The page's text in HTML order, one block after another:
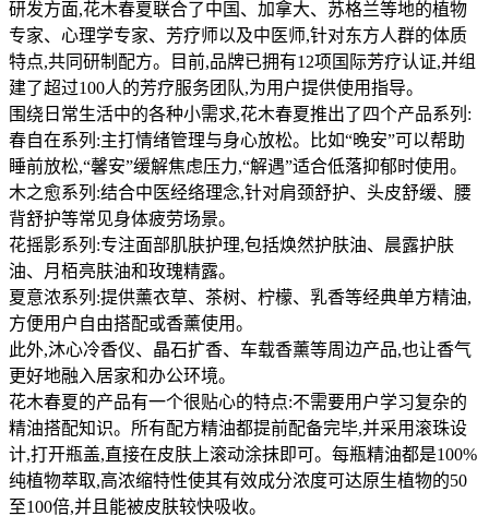
研发方面,花木春夏联合了中国、加拿大、苏格兰等地的植物
专家、心理学专家、芳疗师以及中医师,针对东方人群的体质
特点,共同研制配方。目前,品牌已拥有12项国际芳疗认证,并组
建了超过100人的芳疗服务团队,为用户提供使用指导。
围绕日常生活中的各种小需求,花木春夏推出了四个产品系列:
春自在系列:主打情绪管理与身心放松。比如“晚安”可以帮助
睡前放松,“馨安”缓解焦虑压力,“解遇”适合低落抑郁时使用。
木之愈系列:结合中医经络理念,针对肩颈舒护、头皮舒缓、腰
背舒护等常见身体疲劳场景。
花摇影系列:专注面部肌肤护理,包括焕然护肤油、晨露护肤
油、月栢亮肤油和玫瑰精露。
夏意浓系列:提供薰衣草、茶树、柠檬、乳香等经典单方精油,
方便用户自由搭配或香薰使用。
此外,沐心冷香仪、晶石扩香、车载香薰等周边产品,也让香气
更好地融入居家和办公环境。
花木春夏的产品有一个很贴心的特点:不需要用户学习复杂的
精油搭配知识。所有配方精油都提前配备完毕,并采用滚珠设
计,打开瓶盖,直接在皮肤上滚动涂抹即可。每瓶精油都是100%
纯植物萃取,高浓缩特性使其有效成分浓度可达原生植物的50
至100倍,并且能被皮肤较快吸收。